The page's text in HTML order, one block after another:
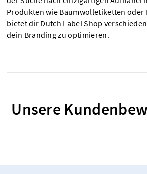
Produkten wie Baumwolletiketten oder
bietet dir Dutch Label Shop
dein Branding zu optimieren.
Unsere